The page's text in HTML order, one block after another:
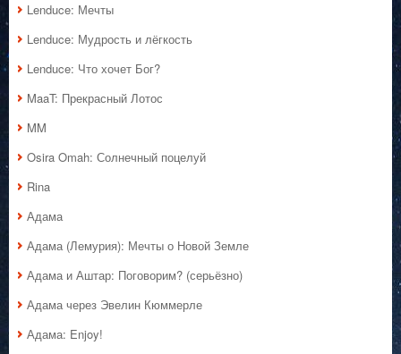
Lenduce: Мечты
Lenduce: Мудрость и лёгкость
Lenduce: Что хочет Бог?
MaaT: Прекрасный Лотос
MM
Osira Omah: Солнечный поцелуй
Rina
Адама
Адама (Лемурия): Мечты о Новой Земле
Адама и Аштар: Поговорим? (серьёзно)
Адама через Эвелин Кюммерле
Адама: Enjoy!